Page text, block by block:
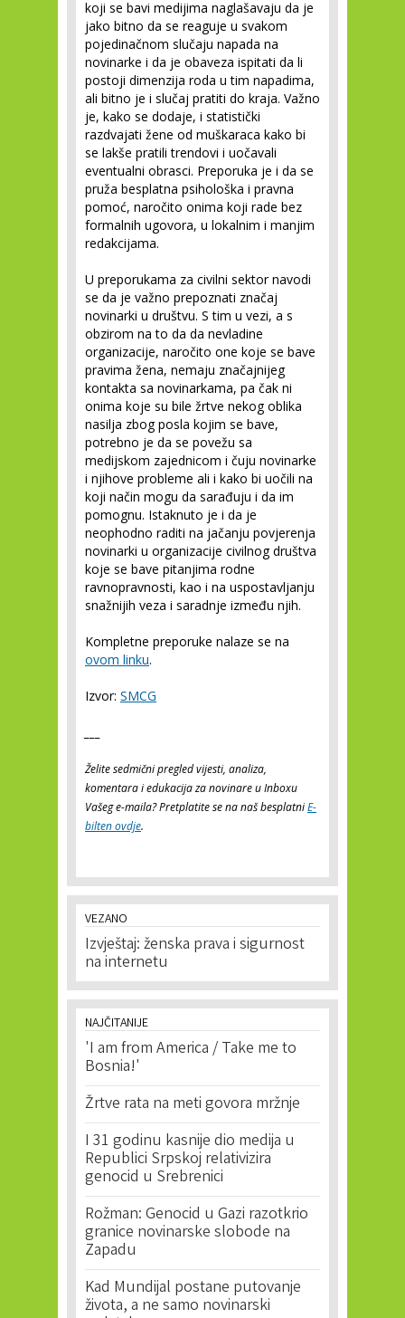
koji se bavi medijima naglašavaju da je
jako bitno da se reaguje u svakom
pojedinačnom slučaju napada na
novinarke i da je obaveza ispitati da li
postoji dimenzija roda u tim napadima,
ali bitno je i slučaj pratiti do kraja. Važno
je, kako se dodaje, i statistički
razdvajati žene od muškaraca kako bi
se lakše pratili trendovi i uočavali
eventualni obrasci. Preporuka je i da se
pruža besplatna psihološka i pravna
pomoć, naročito onima koji rade bez
formalnih ugovora, u lokalnim i manjim
redakcijama.
U preporukama za civilni sektor navodi
se da je važno prepoznati značaj
novinarki u društvu. S tim u vezi, a s
obzirom na to da da nevladine
organizacije, naročito one koje se bave
pravima žena, nemaju značajnijeg
kontakta sa novinarkama, pa čak ni
onima koje su bile žrtve nekog oblika
nasilja zbog posla kojim se bave,
potrebno je da se povežu sa
medijskom zajednicom i čuju novinarke
i njihove probleme ali i kako bi uočili na
koji način mogu da sarađuju i da im
pomognu. Istaknuto je i da je
neophodno raditi na jačanju povjerenja
novinarki u organizacije civilnog društva
koje se bave pitanjima rodne
ravnopravnosti, kao i na uspostavljanju
snažnijih veza i saradnje između njih.
Kompletne preporuke nalaze se na
ovom linku.
Izvor: SMCG
Želite sedmični pregled vijesti, analiza,
komentara i edukacija za novinare u Inboxu
Vašeg e-maila? Pretplatite se na naš besplatniE-
bilten ovdje.
VEZANO
Izvještaj: ženska prava i sigurnost
na internetu
NAJČITANIJE
'I am from America / Take me to
Bosnia!'
Žrtve rata na meti govora mržnje
I 31 godinu kasnije dio medija u
Republici Srpskoj relativizira
genocid u Srebrenici
Rožman: Genocid u Gazi razotkrio
granice novinarske slobode na
Zapadu
Kad Mundijal postane putovanje
života, a ne samo novinarski